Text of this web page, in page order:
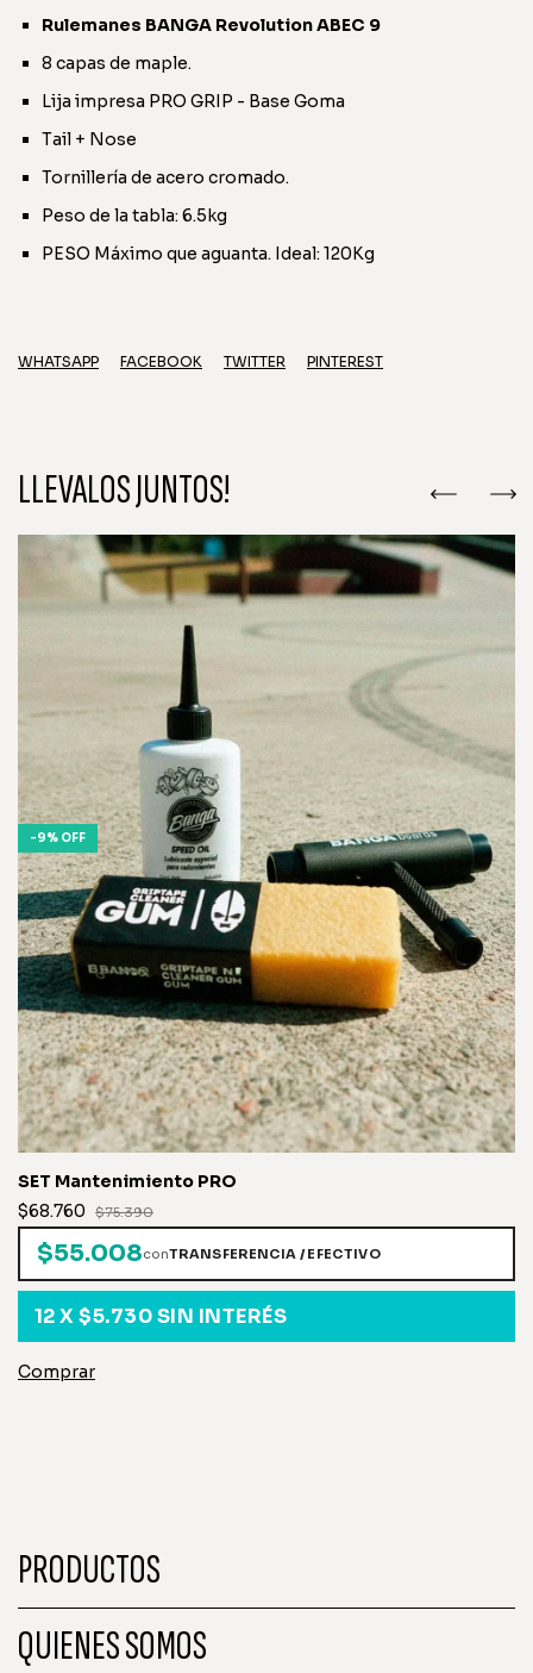
Rulemanes BANGA Revolution ABEC 9
8 capas de maple.
Lija impresa PRO GRIP - Base Goma
Tail + Nose
Tornillería de acero cromado.
Peso de la tabla: 6.5kg
PESO Máximo que aguanta. Ideal: 120Kg
WHATSAPP FACEBOOK TWITTER PINTEREST
LLEVALOS JUNTOS!
-9% OFF
SET Mantenimiento PRO
$68.760
$75.390
$55.008conTRANSFERENCIA / EFECTIVO
12 X$5.730SIN INTERÉS
PRODUCTOS
QUIENES SOMOS